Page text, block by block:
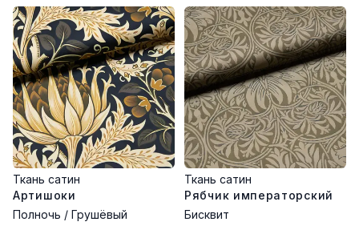
Ткань сатин
Артишоки
Полночь / Грушёвый
Ткань сатин
Рябчик императорский
Бисквит